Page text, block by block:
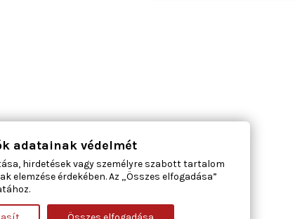
adatainak védelmét
hirdetések vagy személyre szabott tartalom
érdekében. Az „Összes elfogadása”